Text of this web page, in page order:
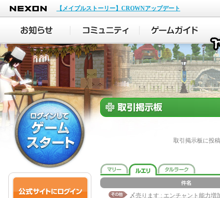
NEXON
【メイプルストーリー】CROWNアップデート
取引掲示板に投